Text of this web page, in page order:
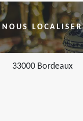
NOUS LOCALISER
33000 Bordeaux